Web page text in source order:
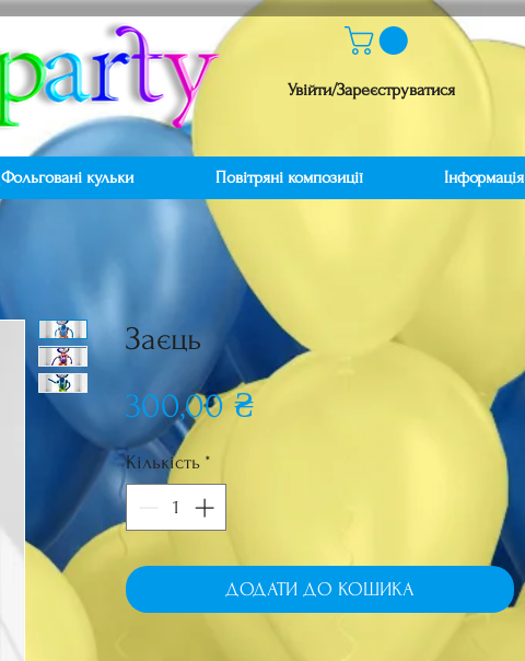
Увійти/Зареєструватися
Заєць
300,00 ₴Ціна
Кількість *
ДОДАТИ ДО КОШИКА
Фольговані кульки Повітряні композиції Інформація